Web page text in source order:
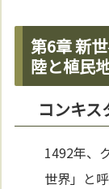
第6章 新
陸と植民
コンキ
1492年、
世界」と